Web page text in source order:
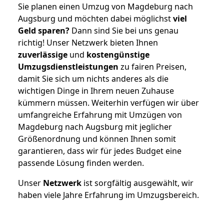
Sie planen einen Umzug von Magdeburg nach
Augsburg und möchten dabei möglichstviel
Geld sparen? Dann sind Sie bei uns genau
richtig! Unser Netzwerk bieten Ihnen
zuverlässige und kostengünstige
Umzugsdienstleistungen zu fairen Preisen,
damit Sie sich um nichts anderes als die
wichtigen Dinge in Ihrem neuen Zuhause
kümmern müssen. Weiterhin verfügen wir über
umfangreiche Erfahrung mit Umzügen von
Magdeburg nach Augsburg mit jeglicher
Größenordnung und können Ihnen somit
garantieren, dass wir für jedes Budget eine
passende Lösung finden werden.
Unser Netzwerk ist sorgfältig ausgewählt, wir
haben viele Jahre Erfahrung im Umzugsbereich.